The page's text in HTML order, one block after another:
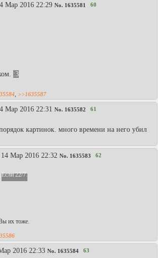
Мар 2016 22:29 No. 1635581 60
:3
>>1635587
Мар 2016 22:31 No. 1635582 61
картинок. много времени на него убил
Мар 2016 22:32 No. 1635583 62
Если 22/7.
их тоже.
2016 22:33 No. 1635584 63